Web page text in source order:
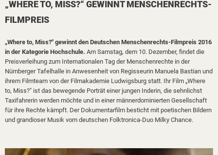
„WHERE TO, MISS?“ GEWINNT MENSCHENRECHTS-
FILMPREIS
„Where to, Miss?" gewinnt den Deutschen Menschenrechts-Filmpreis 2016
in der Kategorie Hochschule. Am Samstag, dem 10. Dezember, findet die
Preisverleihung zum Internationalen Tag der Menschenrechte in der
Nürnberger Tafelhalle in Anwesenheit von Regisseurin Manuela Bastian und
ihrem Filmteam von der Filmakademie Ludwigsburg statt. Ihr Film „Where
to, Miss?" ist das bewegende Porträt einer jungen Inderin, die sehnlichst
Taxifahrerin werden möchte und in einer männerdominierten Gesellschaft
für ihre Rechte kämpft. Der Dokumentarfilm besticht mit poetischen Bildern
und grandioser Musik vom deutschen Folktronica-Duo Milky Chance.